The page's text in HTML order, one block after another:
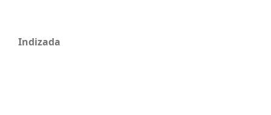
Indizada